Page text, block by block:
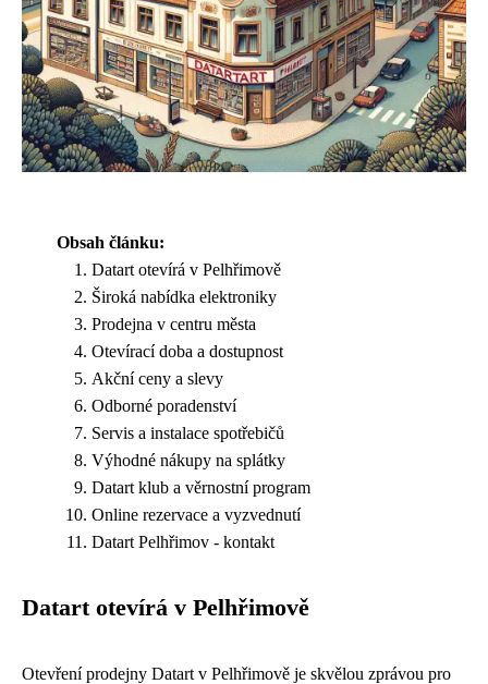
Obsah článku:
Datart otevírá v Pelhřimově
Široká nabídka elektroniky
Prodejna v centru města
Otevírací doba a dostupnost
Akční ceny a slevy
Odborné poradenství
Servis a instalace spotřebičů
Výhodné nákupy na splátky
Datart klub a věrnostní program
Online rezervace a vyzvednutí
Datart Pelhřimov - kontakt
Datart otevírá v Pelhřimově
Otevření prodejny Datart v Pelhřimově je skvělou zprávou pro